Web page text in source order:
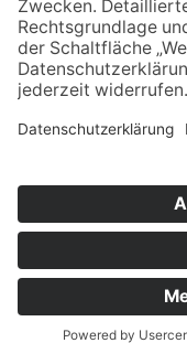
Übersichtskarte
Veranstaltung
Kontakt
© 2021-2026 |
pflegender